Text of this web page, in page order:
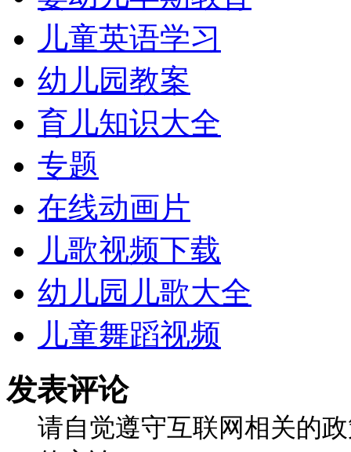
儿童英语学习
幼儿园教案
育儿知识大全
专题
在线动画片
儿歌视频下载
幼儿园儿歌大全
儿童舞蹈视频
发表评论
请自觉遵守互联网相关的